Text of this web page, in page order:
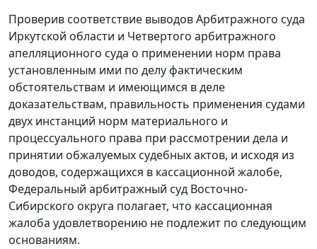
Проверив соответствие выводов Арбитражного суда
Иркутской области и Четвертого арбитражного
апелляционного суда о применении норм права
установленным ими по делу фактическим
обстоятельствам и имеющимся в деле
доказательствам, правильность применения судами
двух инстанций норм материального и
процессуального права при рассмотрении дела и
принятии обжалуемых судебных актов, и исходя из
доводов, содержащихся в кассационной жалобе,
Федеральный арбитражный суд Восточно-
Сибирского округа полагает, что кассационная
жалоба удовлетворению не подлежит по следующим
основаниям.